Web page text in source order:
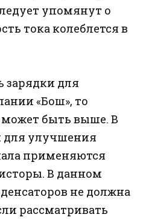
упомянут о
тока колеблется в
зарядки для
«Бош», то
быть выше. В
для улучшения
применяются
В данном
не должна
рассматривать